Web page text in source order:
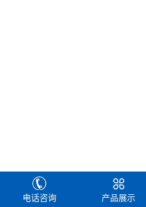
电话咨询 产品展示